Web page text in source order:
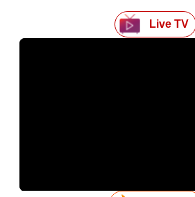
Live TV